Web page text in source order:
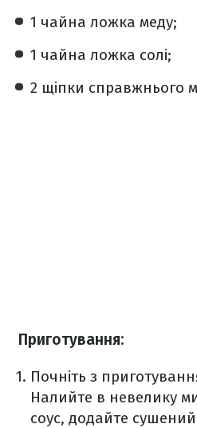
1 чайна ложка меду;
1 чайна ложка солі;
2 щіпки справжнього
Приготування:
Почніть з
Налийте в невелику
соус, додайте